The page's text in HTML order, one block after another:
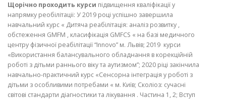
Щорічно проходить курси підвищення кваліфікації у
напрямку реобілітаціі: У 2019 році успішно завершила
навчальний курс « Дитяча реабілітація: аналіз розвитку ,
обстеження GMFM , класифікація GMFCS « на базі медичного
центру фізичної реабілітації “Innovo” м. Львів; 2019 курси
«Використання балансувального обладнання в корекційній
роботі з дітьми раннього віку та аутизмом”; 2020 ріці закінчила
навчально-практичний курс «Сенсорна інтеграція у роботі з
дітьми з особливими потребами « м. Київ; Сколіоз: сучасні
світові стандарти діагностики та лікування . Частина 1, 2; Вступ